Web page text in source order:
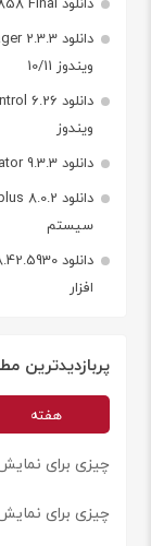
ویندوز 10/11
ویندوز
دانلود memu android emulator 9.3.3 شبیه ساز اندروید در ویندوز
سیستم
افزار
پربازدیدترین
هفته
چیزی برای
چیزی برای